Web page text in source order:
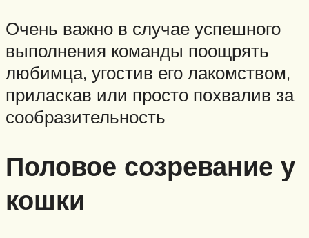
Очень важно в случае успешного
выполнения команды поощрять
любимца, угостив его лакомством,
приласкав или просто похвалив за
сообразительность
Половое созревание у
кошки